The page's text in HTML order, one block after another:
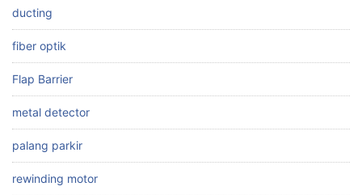
ducting
fiber optik
Flap Barrier
metal detector
palang parkir
rewinding motor